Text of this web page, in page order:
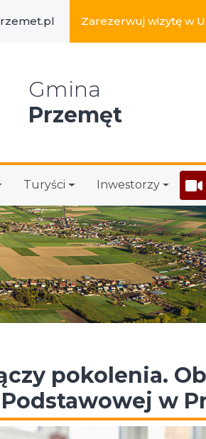
Zarezerwuj wizytę w
Gmina
Przemęt
Turyści Inwestorzy
pokolenia.
Podstawowej w
Wyszukaj w serwisie